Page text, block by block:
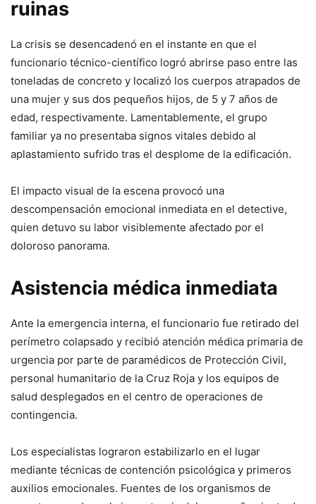
ruinas
La crisis se desencadenó en el instante en que el
funcionario técnico-científico logró abrirse paso entre las
toneladas de concreto y localizó los cuerpos atrapados de
una mujer y sus dos pequeños hijos, de 5 y 7 años de
edad, respectivamente. Lamentablemente, el grupo
familiar ya no presentaba signos vitales debido al
aplastamiento sufrido tras el desplome de la edificación.
El impacto visual de la escena provocó una
descompensación emocional inmediata en el detective,
quien detuvo su labor visiblemente afectado por el
doloroso panorama.
Asistencia médica inmediata
Ante la emergencia interna, el funcionario fue retirado del
perímetro colapsado y recibió atención médica primaria de
urgencia por parte de paramédicos de Protección Civil,
personal humanitario de la Cruz Roja y los equipos de
salud desplegados en el centro de operaciones de
contingencia.
Los especialistas lograron estabilizarlo en el lugar
mediante técnicas de contención psicológica y primeros
auxilios emocionales. Fuentes de los organismos de